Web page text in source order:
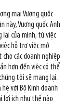
mại Vương quốc
Vương quốc Anh
của mình, từ việc
hỗ trợ việc mở
các doanh nghiệp
hơn đến việc có thể
tôi sẽ mang lại.
với Bộ Kinh doanh
lợi ích như thế nào